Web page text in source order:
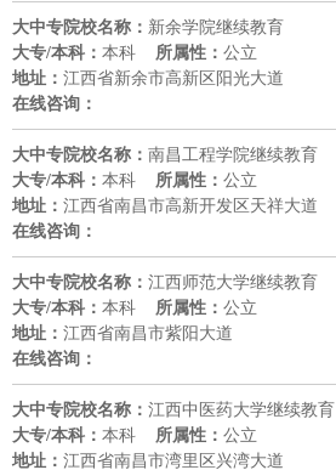
大中专院校名称： 新余学院继续教育
大专/本科： 本科 所属性： 公立
地址： 江西省新余市高新区阳光大道
在线咨询：
大中专院校名称： 南昌工程学院继续教育
大专/本科： 本科 所属性： 公立
地址： 江西省南昌市高新开发区天祥大道
在线咨询：
大中专院校名称： 江西师范大学继续教育
大专/本科： 本科 所属性： 公立
地址： 江西省南昌市紫阳大道
在线咨询：
大中专院校名称： 江西中医药大学继续教育
大专/本科： 本科 所属性： 公立
地址： 江西省南昌市湾里区兴湾大道